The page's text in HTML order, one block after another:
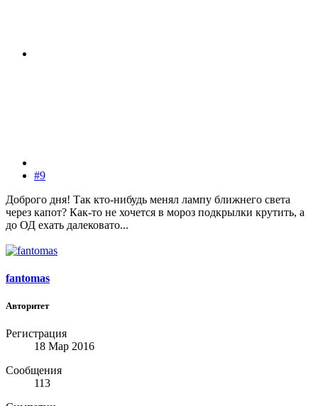
#9
Доброго дня! Так кто-нибудь менял лампу ближнего света
через капот? Как-то не хочется в мороз подкрылки крутить, а
до ОД ехать далековато...
fantomas
Авторитет
Регистрация
18 Мар 2016
Сообщения
113